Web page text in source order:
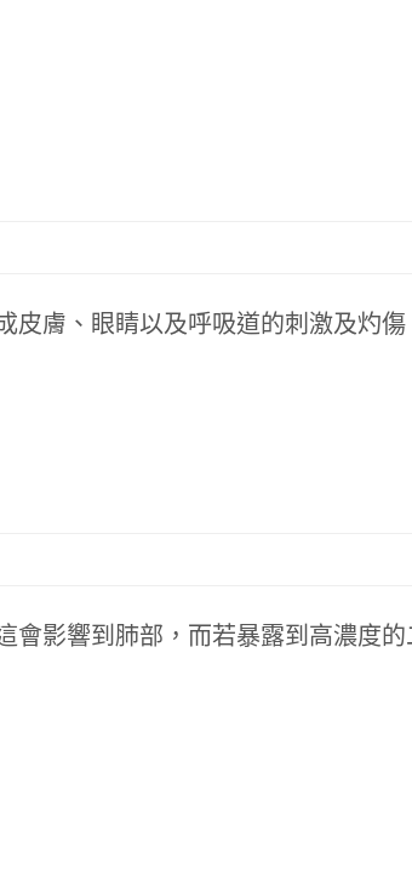
膚、眼睛以及呼吸道的刺激及灼
會影響到肺部，而若暴露到高濃度